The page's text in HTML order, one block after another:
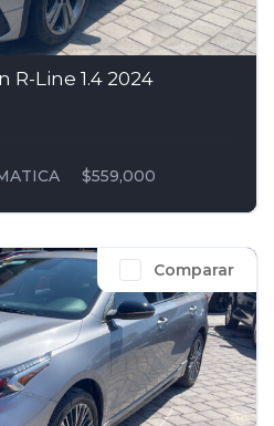
Line 1.4 2024
$559,000
Comparar